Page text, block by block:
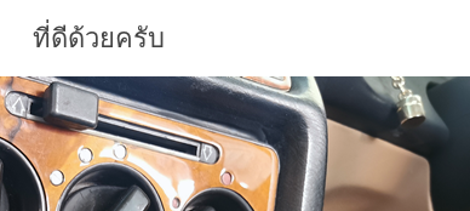
ที่ดีด้วยครับ